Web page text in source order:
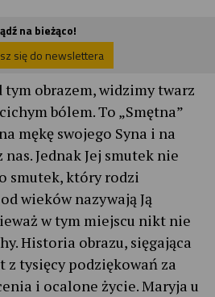
na bieżąco!
się do newslettera
obrazem, widzimy twarz
bólem. To „Smętna”
mękę swojego Syna i na
Jednak Jej smutek nie
smutek, który rodzi
wieków nazywają Ją
w tym miejscu nikt nie
Historia obrazu, sięgająca
z tysięcy podziękowań za
i ocalone życie. Maryja u